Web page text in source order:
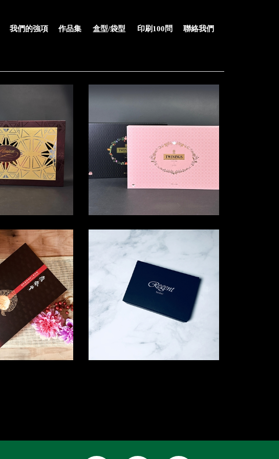
我們的強項 作品集 盒型/袋型 印刷100問 聯絡我們